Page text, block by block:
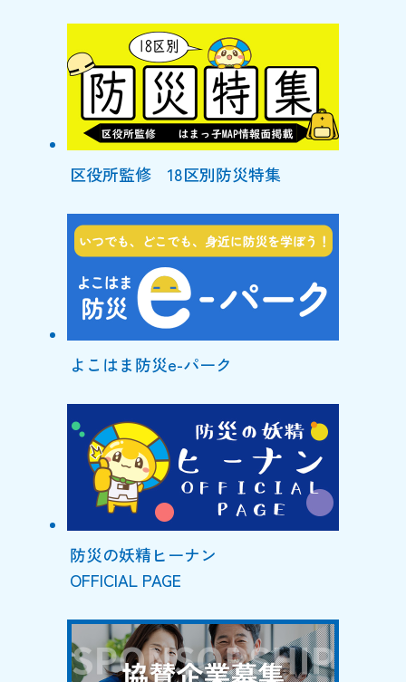
区役所監修 18区別防災特集
よこはま防災e-パーク
防災の妖精ヒーナン
OFFICIAL PAGE